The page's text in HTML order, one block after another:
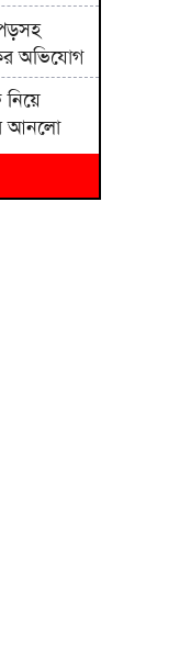
অভিযোগ
আনলো